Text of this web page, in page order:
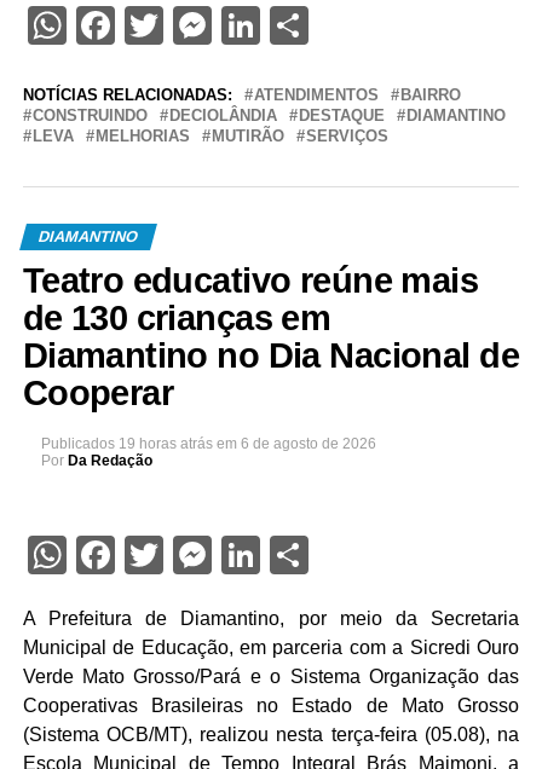
WhatsApp
Facebook
Twitter
Messenger
LinkedIn
Share
NOTÍCIAS RELACIONADAS: ATENDIMENTOS
BAIRRO
CONSTRUINDO
DECIOLÂNDIA DESTAQUE
DIAMANTINO
LEVA
MELHORIAS MUTIRÃO SERVIÇOS
DIAMANTINO
Teatro educativo reúne mais
de 130 crianças em
Diamantino no Dia Nacional de
Cooperar
Publicados 19 horas atrás em 6 de agosto de 2026
Por Da Redação
WhatsApp
Facebook
Twitter
Messenger
LinkedIn
Share
A Prefeitura de Diamantino, por meio da Secretaria
Municipal de Educação, em parceria com a Sicredi Ouro
Verde Mato Grosso/Pará e o Sistema Organização das
Cooperativas Brasileiras no Estado de Mato Grosso
(Sistema OCB/MT), realizou nesta terça-feira (05.08), na
Escola Municipal de Tempo Integral Brás Maimoni, a